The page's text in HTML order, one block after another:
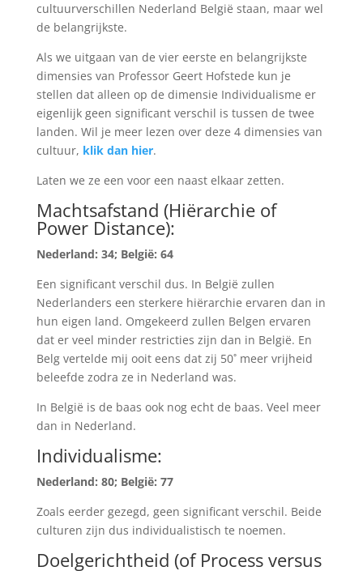
cultuurverschillen Nederland België staan, maar wel
de belangrijkste.
Als we uitgaan van de vier eerste en belangrijkste
dimensies van Professor Geert Hofstede kun je
stellen dat alleen op de dimensie Individualisme er
eigenlijk geen significant verschil is tussen de twee
landen. Wil je meer lezen over deze 4 dimensies van
cultuur, klik dan hier.
Laten we ze een voor een naast elkaar zetten.
Machtsafstand (Hiërarchie of
Power Distance):
Nederland: 34; België: 64
Een significant verschil dus. In België zullen
Nederlanders een sterkere hiërarchie ervaren dan in
hun eigen land. Omgekeerd zullen Belgen ervaren
dat er veel minder restricties zijn dan in België. En
Belg vertelde mij ooit eens dat zij 50˚ meer vrijheid
beleefde zodra ze in Nederland was.
In België is de baas ook nog echt de baas. Veel meer
dan in Nederland.
Individualisme:
Nederland: 80; België: 77
Zoals eerder gezegd, geen significant verschil. Beide
culturen zijn dus individualistisch te noemen.
Doelgerichtheid (of Process versus